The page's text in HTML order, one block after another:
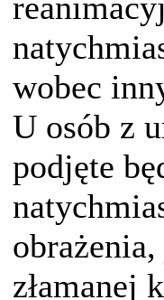
wobec
U osób z
podjęte
złamanej